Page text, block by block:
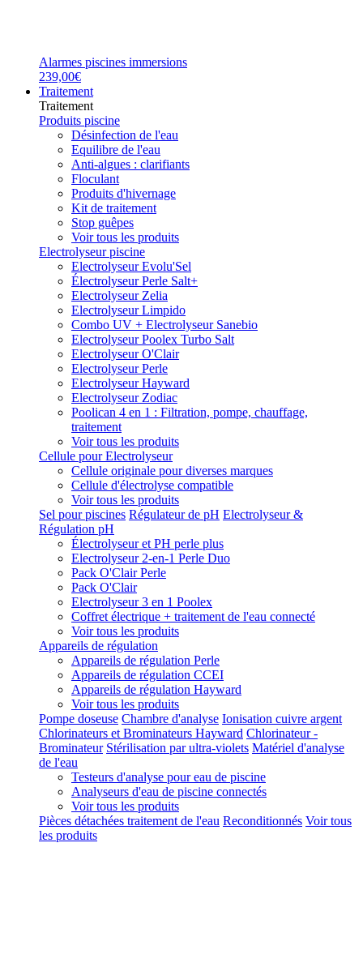
Alarmes piscines immersions
239,00€
Traitement
Traitement
Produits piscine
Désinfection de l'eau
Equilibre de l'eau
Anti-algues : clarifiants
Floculant
Produits d'hivernage
Kit de traitement
Stop guêpes
Voir tous les produits
Electrolyseur piscine
Electrolyseur Evolu'Sel
Électrolyseur Perle Salt+
Electrolyseur Zelia
Electrolyseur Limpido
Combo UV + Electrolyseur Sanebio
Electrolyseur Poolex Turbo Salt
Electrolyseur O'Clair
Electrolyseur Perle
Electrolyseur Hayward
Electrolyseur Zodiac
Poolican 4 en 1 : Filtration, pompe, chauffage,
traitement
Voir tous les produits
Cellule pour Electrolyseur
Cellule originale pour diverses marques
Cellule d'électrolyse compatible
Voir tous les produits
Sel pour piscines Régulateur de pH Electrolyseur &
Régulation pH
Électrolyseur et PH perle plus
Electrolyseur 2-en-1 Perle Duo
Pack O'Clair Perle
Pack O'Clair
Electrolyseur 3 en 1 Poolex
Coffret électrique + traitement de l'eau connecté
Voir tous les produits
Appareils de régulation
Appareils de régulation Perle
Appareils de régulation CCEI
Appareils de régulation Hayward
Voir tous les produits
Pompe doseuse Chambre d'analyse Ionisation cuivre argent
Chlorinateurs et Brominateurs Hayward Chlorinateur -
Brominateur Stérilisation par ultra-violets Matériel d'analyse
de l'eau
Testeurs d'analyse pour eau de piscine
Analyseurs d'eau de piscine connectés
Voir tous les produits
Pièces détachées traitement de l'eau Reconditionnés Voir tous
les produits